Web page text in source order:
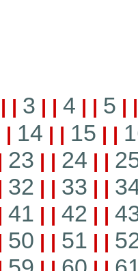
| | 3 | | 4 | | 5 |
| 14 | | 15 | |
23 | | 24 | |
32 | | 33 | |
41 | | 42 | |
50 | | 51 | |